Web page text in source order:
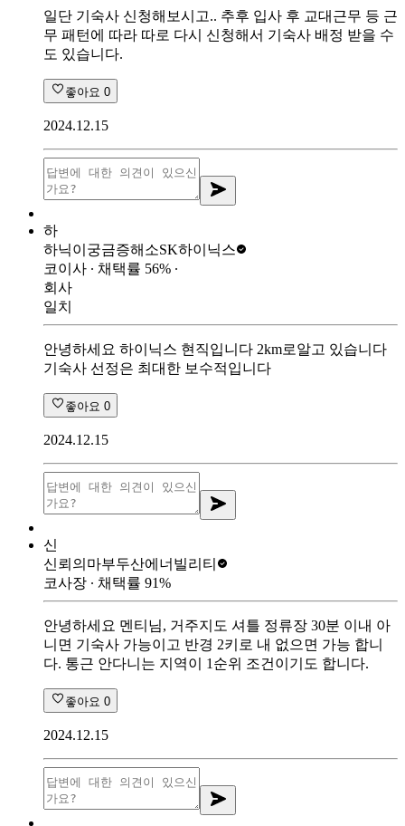
일단 기숙사 신청해보시고.. 추후 입사 후 교대근무 등 근
무 패턴에 따라 따로 다시 신청해서 기숙사 배정 받을 수
도 있습니다.
좋아요 0
2024.12.15
하
하닉이궁금증해소SK하이닉스
코이사 ∙ 채택률 56% ∙
회사
일치
안녕하세요 하이닉스 현직입니다 2km로알고 있습니다
기숙사 선정은 최대한 보수적입니다
좋아요 0
2024.12.15
신
신뢰의마부두산에너빌리티
코사장 ∙ 채택률 91%
안녕하세요 멘티님, 거주지도 셔틀 정류장 30분 이내 아
니면 기숙사 가능이고 반경 2키로 내 없으면 가능 합니
다. 통근 안다니는 지역이 1순위 조건이기도 합니다.
좋아요 0
2024.12.15